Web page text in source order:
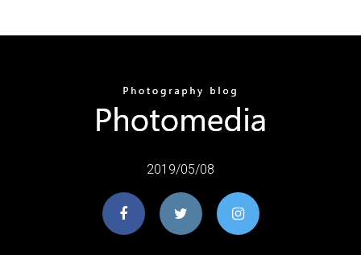
2019/05/08